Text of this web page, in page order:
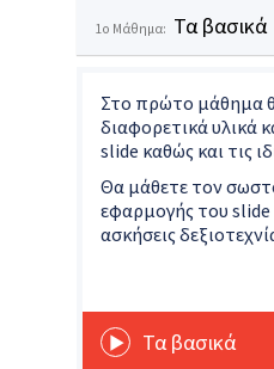
1o Μάθημα: Τα βασικά
Στο πρώτο μάθημα
διαφορετικά υλικά
slide καθώς και τις
Θα μάθετε τον
εφαρμογής του slide
ασκήσεις
Τα βασικά